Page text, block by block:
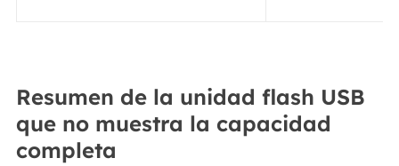
Resumen de la unidad flash USB
que no muestra la capacidad
completa